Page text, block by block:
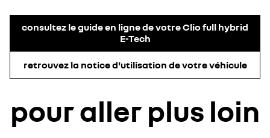
consultez le guide en ligne de votre Clio full hybrid
E-Tech
retrouvez la notice d'utilisation de votre véhicule
pour aller plus loin